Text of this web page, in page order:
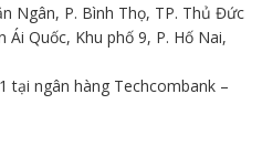
Ngân, P. Bình Thọ, TP. Thủ Đức
Ái Quốc, Khu phố 9, P. Hố Nai,
tại ngân hàng Techcombank –